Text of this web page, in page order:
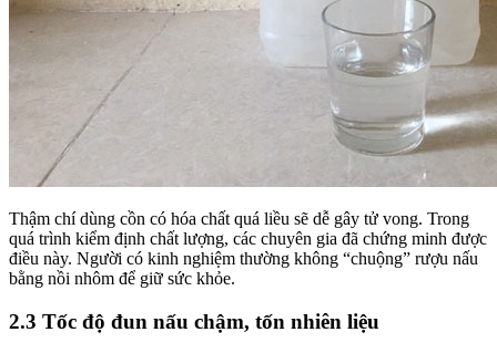
Thậm chí dùng cồn có hóa chất quá liều sẽ dễ gây tử vong. Trong
quá trình kiểm định chất lượng, các chuyên gia đã chứng minh được
điều này. Người có kinh nghiệm thường không “chuộng” rượu nấu
bằng nồi nhôm để giữ sức khỏe.
2.3 Tốc độ đun nấu chậm, tốn nhiên liệu